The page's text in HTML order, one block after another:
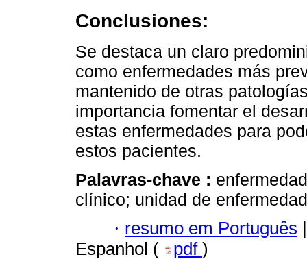
Conclusiones:
Se destaca un claro
como enfermedades más
mantenido de otras
importancia fomentar el
estas enfermedades para
estos pacientes.
Palavras-chave :
clínico; unidad de
· resumo em Português
Espanhol (
pdf )